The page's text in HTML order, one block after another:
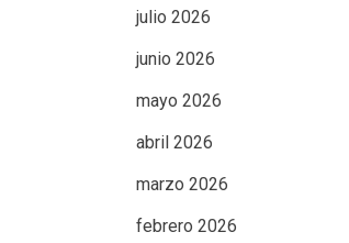
julio 2026
junio 2026
mayo 2026
abril 2026
marzo 2026
febrero 2026